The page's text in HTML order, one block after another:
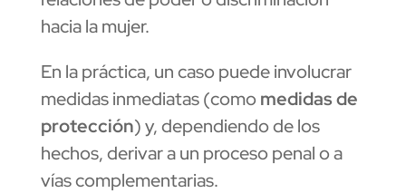
hacia la mujer.
En la práctica, un caso puede involucrar
medidas inmediatas (como medidas de
protección) y, dependiendo de los
hechos, derivar a un proceso penal o a
vías complementarias.